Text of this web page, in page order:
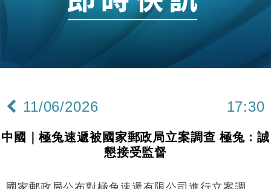
11/06/2026 17:30
中國｜極兔速遞被國家郵政局立案調查 極兔：誠
懇接受監督